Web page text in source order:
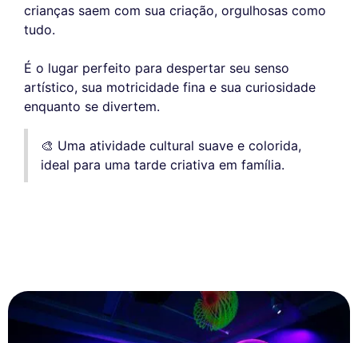
crianças saem com sua criação, orgulhosas como
tudo.
É o lugar perfeito para despertar seu senso
artístico, sua motricidade fina e sua curiosidade
enquanto se divertem.
🎨 Uma atividade cultural suave e colorida,
ideal para uma tarde criativa em família.